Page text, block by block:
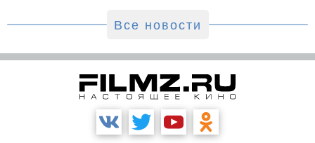
Все новости